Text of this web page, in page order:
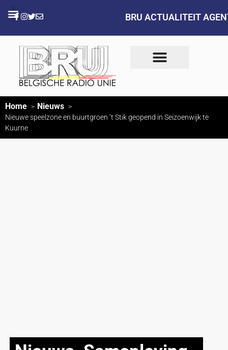
BRU ACTUALITEIT
Home Nieuws
Nieuwe speelzone en buurtgroen ’t Stik geopend in Seizoenwijk te
Kuurne